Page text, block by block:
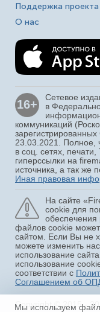
Поддержка проекта
О нас
16+
Сетевое
в
коммуникаций
23.03.2021. Полное,
в соц. сетях,
гиперссылки на
источника, а так же
Иная правовая
На сайте
cookie для
обеспечения
файлов cookie
сайтом. Если Вы не
можете изменить
использование
использование
соответствии с
Соглашением об
Copyright © 2015 -
Мы используем